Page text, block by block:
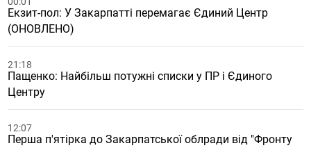
Екзит-пол: У Закарпатті перемагає Єдиний Центр
(ОНОВЛЕНО)
21:18
Пащенко: Найбільш потужні списки у ПР і Єдиного
Центру
12:07
Перша п'ятірка до Закарпатської облради від "Фронту